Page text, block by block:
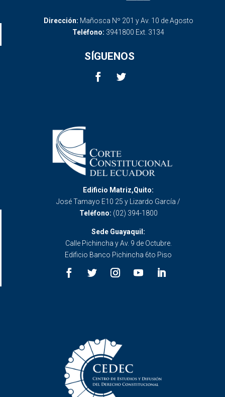
Dirección: Mañosca Nº 201 y Av. 10 de Agosto
Teléfono: 3941800 Ext. 3134
SÍGUENOS
Edificio Matriz,Quito:
José Tamayo E10 25 y Lizardo García /
Teléfono: (02) 394-1800
Sede Guayaquil:
Calle Pichincha y Av. 9 de Octubre.
Edificio Banco Pichincha 6to Piso